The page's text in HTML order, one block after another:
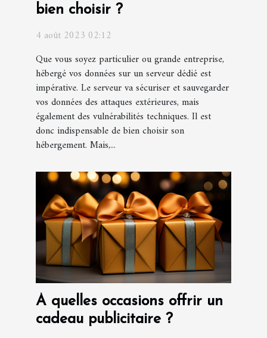
bien choisir ?
4 août 2023 02:12
Que vous soyez particulier ou grande entreprise,
hébergé vos données sur un serveur dédié est
impérative. Le serveur va sécuriser et sauvegarder
vos données des attaques extérieures, mais
également des vulnérabilités techniques. Il est
donc indispensable de bien choisir son
hébergement. Mais,...
À quelles occasions offrir un
cadeau publicitaire ?